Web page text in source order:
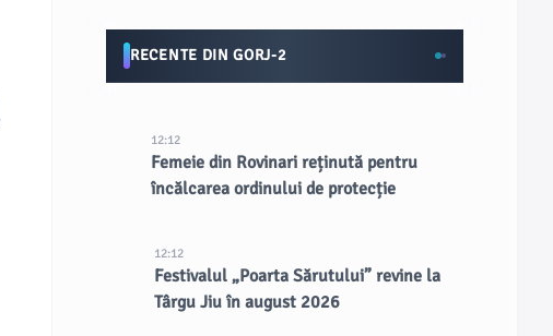
RECENTE DIN GORJ-2
12:12
Femeie din Rovinari reținută pentru
încălcarea ordinului de protecție
12:12
Festivalul „Poarta Sărutului” revine la
Târgu Jiu în august 2026